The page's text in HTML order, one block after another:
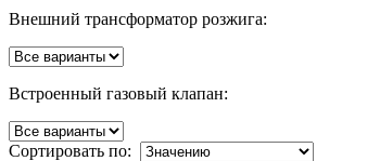
Внешний трансформатор розжига:
Встроенный газовый клапан:
Сортировать по: